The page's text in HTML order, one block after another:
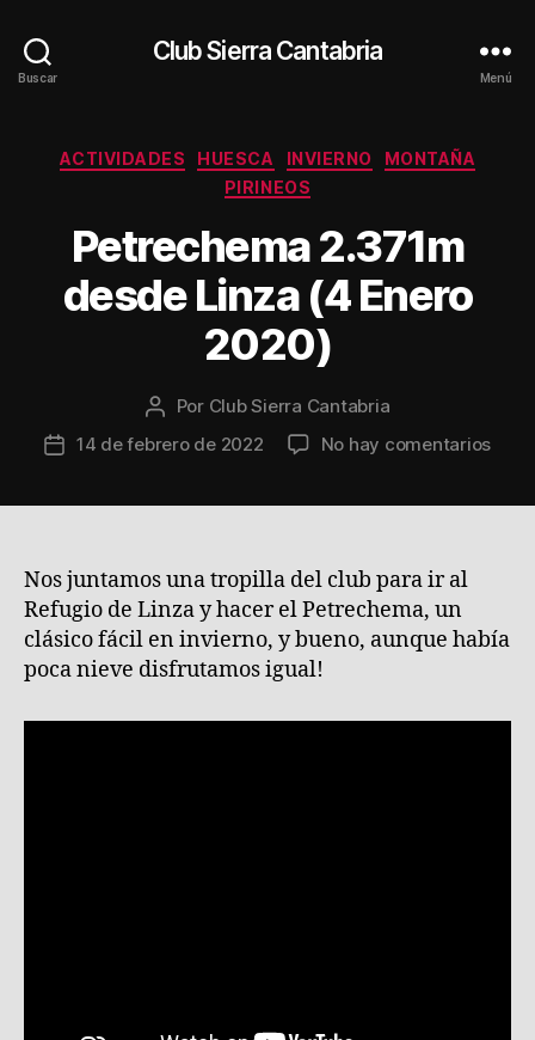
Buscar
Club Sierra Cantabria
Menú
Categorías
ACTIVIDADES HUESCA INVIERNO
MONTAÑA
PIRINEOS
Petrechema 2.371m
desde Linza (4 Enero
2020)
Autor
Por Club Sierra Cantabria
Fecha14 de febrero de 2022 No hay comentariosen
Nos juntamos una tropilla del club para ir al
Refugio de Linza y hacer el Petrechema, un
clásico fácil en invierno, y bueno, aunque había
poca nieve disfrutamos igual!